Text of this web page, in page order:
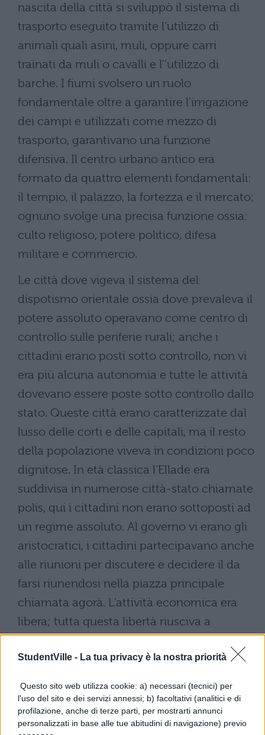
StudentVille - La tua privacy è la nostra priorità
Questo sito web utilizza cookie: a) necessari (tecnici) per
l'uso del sito e dei servizi annessi; b) facoltativi (analitici e di
profilazione, anche di terze parti, per mostrarti annunci
personalizzati in base alle tue abitudini di navigazione) previo
nascita della città si sviluppò il sistema di
trasporto eseguito tramite l’utilizzo di
animali quali asini, muli, oppure carri
trainati da muli o cavalli e l’’utilizzo di
barche. I fiumi svolsero un ruolo
fondamentale oltre a garantire l’irrigazione
dei campi e utilizzati come mezzo di
trasporto, garantivano una funzione
difensiva. Il centro urbano antico era
formato da quattro elementi fondamentali:
il tempio, il palazzo, la fortezza e il mercato;
ognuno svolge una precisa funzione ossia:
culto religioso, potere politico, difesa
militare e commercio.
Le città dove vigeva il sistema del
dispotismo orientale ossia dove prevaleva il
potere assoluto operavano come centro di
controllo sulle periferie rurali; anche i
cittadini erano posti sotto controllo, non vi
era più alcuna autonomia e tutte le attività
dovevano essere poste sotto controllo dallo
stato. Queste città erano caratterizzate dal
lusso delle corti e delle capitali, ma il resto
della popolazione viveva in condizioni poco
dignitose. In età classica l’Ellade era
suddivisa in numerose città-stato chiamate
polis, qui i cittadini non erano sottoposti ad
un regime assoluto. Al governo vi erano gli
aristocratici, i cittadini partecipavano anche
alle riunioni per discutere e decidere il da
farsi riunendosi nella piazza principale
chiamata agorà. L’attività economica era
libera; tutta questa libertà riusciva a
autonoma. Le poleis presentavano oltre
divinità protettrice solitamente posto nella
pare più alta e fortificata della città,